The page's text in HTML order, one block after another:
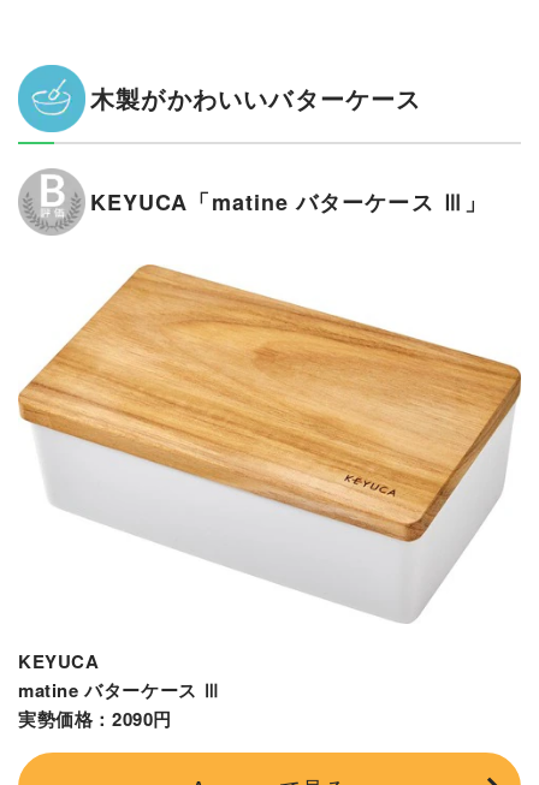
木製がかわいいバターケース
KEYUCA「matine バターケース Ⅲ」
KEYUCA
matine バターケース Ⅲ
実勢価格：2090円